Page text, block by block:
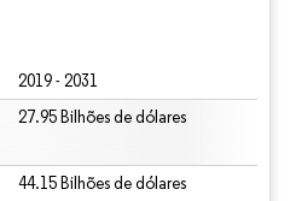
2019 - 2031
27.95 Bilhões de dólares
44.15 Bilhões de dólares